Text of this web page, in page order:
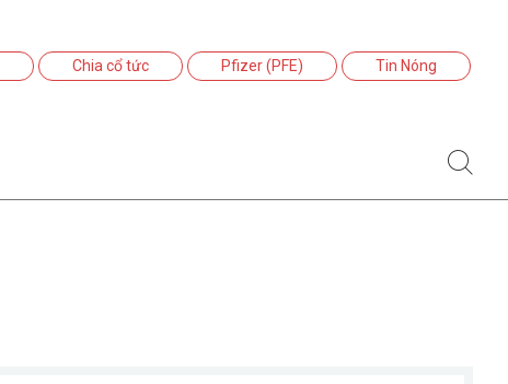
Chia cổ tức Pfizer (PFE) Tin Nóng